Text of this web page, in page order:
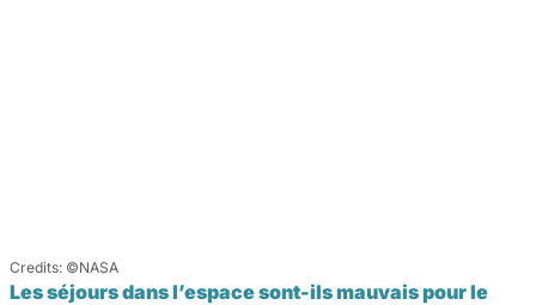
©NASA
Les séjours dans l’espace sont-ils mauvais pour le